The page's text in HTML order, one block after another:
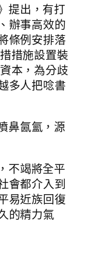
提出，有打
辦事高效的
條例安排落
措施設置裝
本，為分歧
多人把唸書
鼻氤氳，源
不竭將全平
會都介入到
易近族回復
的精力氣